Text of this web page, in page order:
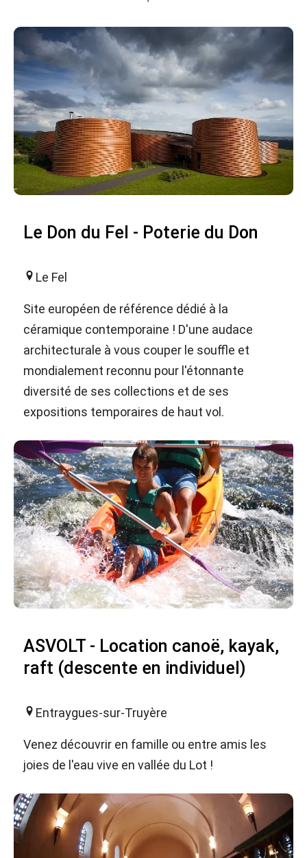
Le Don du Fel - Poterie du Don
Le Fel
Site européen de référence dédié à la
céramique contemporaine ! D'une audace
architecturale à vous couper le souffle et
mondialement reconnu pour l'étonnante
diversité de ses collections et de ses
expositions temporaires de haut vol.
ASVOLT - Location canoë, kayak,
raft (descente en individuel)
Entraygues-sur-Truyère
Venez découvrir en famille ou entre amis les
joies de l'eau vive en vallée du Lot !